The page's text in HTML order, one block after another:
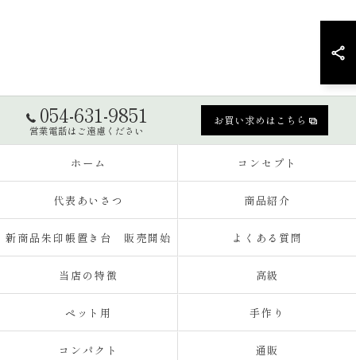
054-631-9851
営業電話はご遠慮ください
お買い求めはこちら
ホーム コンセプト
代表あいさつ 商品紹介
新商品朱印帳置き台 販売開始 よくある質問
当店の特徴 高級
ペット用 手作り
コンパクト 通販